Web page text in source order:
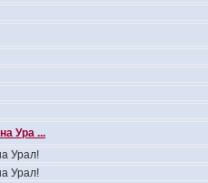
Ура ...
Урал!
Урал!